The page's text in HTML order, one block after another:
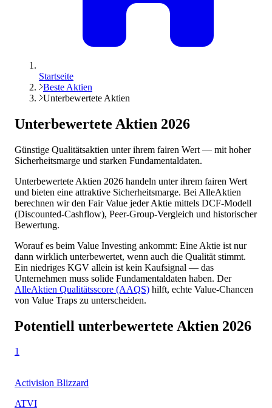
Startseite
Beste Aktien
Unterbewertete Aktien
Unterbewertete Aktien 2026
Günstige Qualitätsaktien unter ihrem fairen Wert — mit hoher
Sicherheitsmarge und starken Fundamentaldaten.
Unterbewertete Aktien 2026 handeln unter ihrem fairen Wert
und bieten eine attraktive Sicherheitsmarge. Bei AlleAktien
berechnen wir den Fair Value jeder Aktie mittels DCF-Modell
(Discounted-Cashflow), Peer-Group-Vergleich und historischer
Bewertung.
Worauf es beim Value Investing ankommt: Eine Aktie ist nur
dann wirklich unterbewertet, wenn auch die Qualität stimmt.
Ein niedriges KGV allein ist kein Kaufsignal — das
Unternehmen muss solide Fundamentaldaten haben. Der
AlleAktien Qualitätsscore (AAQS) hilft, echte Value-Chancen
von Value Traps zu unterscheiden.
Potentiell unterbewertete Aktien 2026
1
Activision Blizzard
ATVI